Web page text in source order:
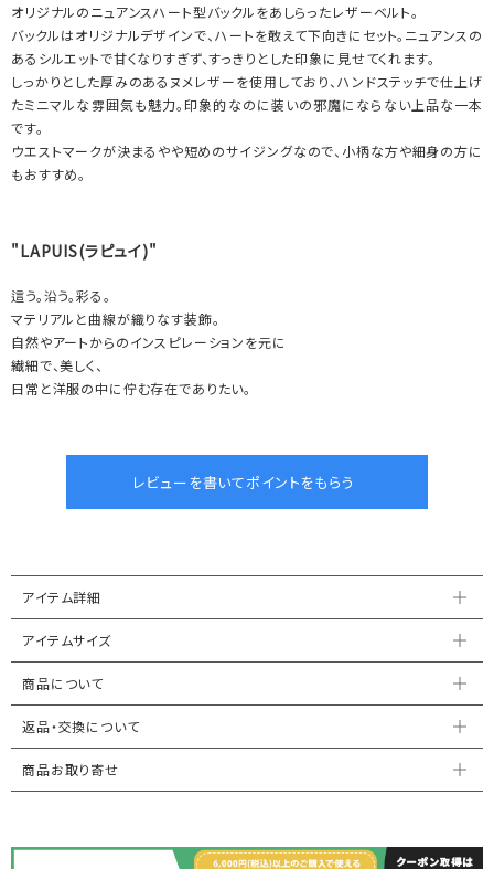
オリジナルのニュアンスハート型バックルをあしらったレザーベルト。
バックルはオリジナルデザインで、ハートを敢えて下向きにセット。ニュアンスの
あるシルエットで甘くなりすぎず、すっきりとした印象に見せてくれます。
しっかりとした厚みのあるヌメレザーを使用しており、ハンドステッチで仕上げ
たミニマルな雰囲気も魅力。印象的なのに装いの邪魔にならない上品な一本
です。
ウエストマークが決まるやや短めのサイジングなので、小柄な方や細身の方に
もおすすめ。
"LAPUIS(ラピュイ)"
這う。沿う。彩る。
マテリアルと曲線が織りなす装飾。
自然やアートからのインスピレーションを元に
繊細で、美しく、
日常と洋服の中に佇む存在でありたい。
アイテム詳細
アイテムサイズ
商品について
返品・交換について
商品お取り寄せ